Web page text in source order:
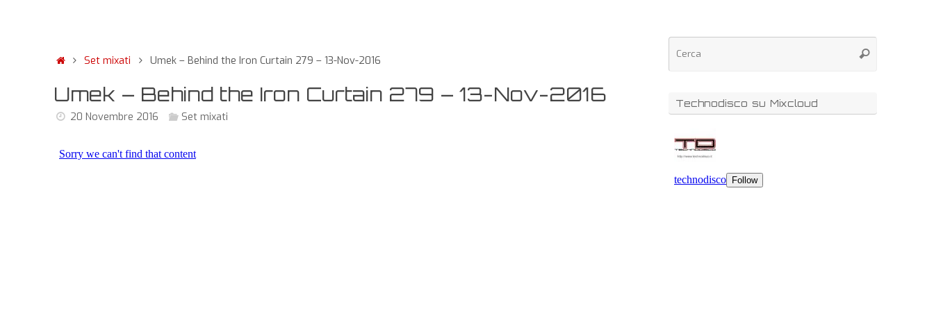
Set mixati Umek – Behind the Iron Curtain 279 – 13-Nov-2016
Umek – Behind the Iron Curtain 279 – 13-Nov-2016
20 Novembre 2016 Set mixati
Technodisco su Mixcloud